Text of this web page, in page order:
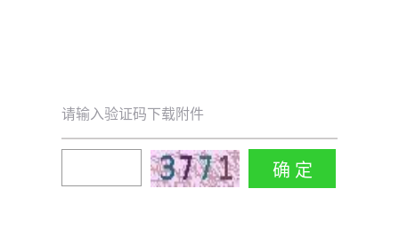
请输入验证码下载附件